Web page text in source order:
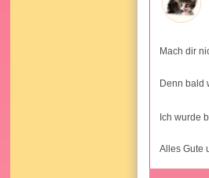
Mach dir
Denn bald
Ich wurde
Alles Gute